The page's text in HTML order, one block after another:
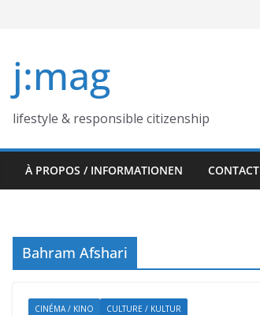
j:mag
lifestyle & responsible citizenship
À PROPOS / INFORMATIONEN CONTACT
Bahram Afshari
CINÉMA / KINO CULTURE / KULTUR